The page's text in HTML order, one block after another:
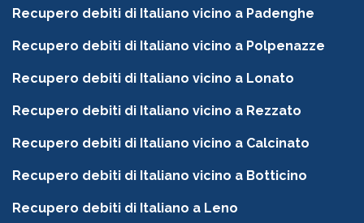
Recupero debiti di Italiano vicino a Padenghe
Recupero debiti di Italiano vicino a Polpenazze
Recupero debiti di Italiano vicino a Lonato
Recupero debiti di Italiano vicino a Rezzato
Recupero debiti di Italiano vicino a Calcinato
Recupero debiti di Italiano vicino a Botticino
Recupero debiti di Italiano a Leno